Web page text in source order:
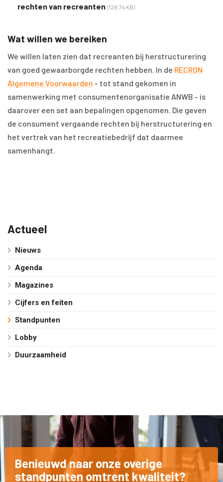
rechten van recreanten (128.74 KB)
Wat willen we bereiken
We willen laten zien dat recreanten bij herstructurering
van goed gewaarborgde rechten hebben. In de RECRON
Algemene Voorwaarden - tot stand gekomen in
samenwerking met consumentenorganisatie ANWB - is
daarover een set aan bepalingen opgenomen. Die geven
de consument vergaande rechten bij herstructurering en
het vertrek van het recreatiebedrijf dat daarmee
samenhangt.
Actueel
Nieuws
Agenda
Magazines
Cijfers en feiten
Standpunten
Lobby
Duurzaamheid
Benieuwd naar onze overige
standpunten omtrent kwaliteit?